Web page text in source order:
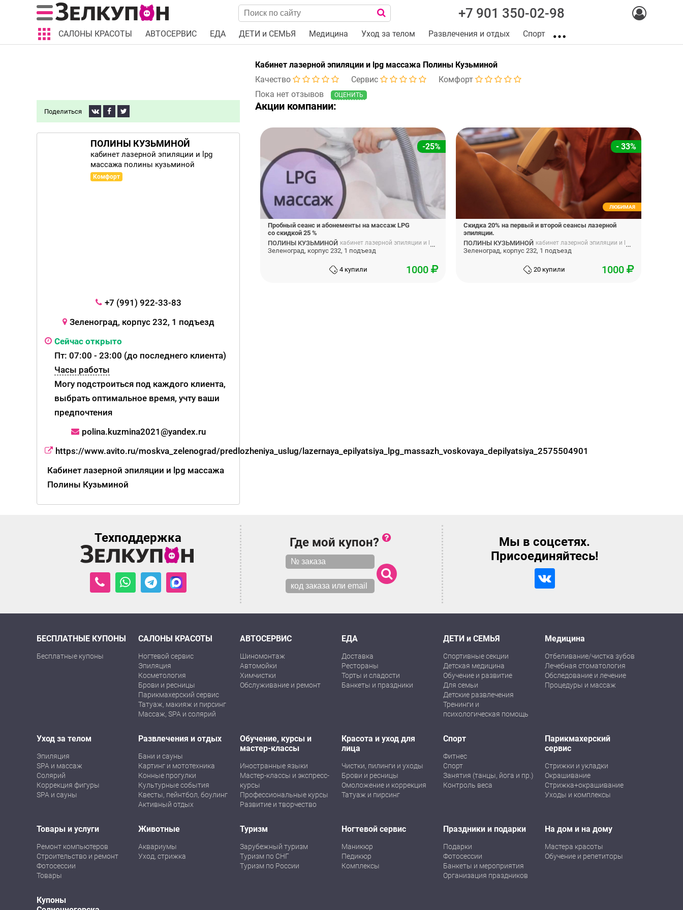
+7 901 350-02-98
САЛОНЫ КРАСОТЫ АВТОСЕРВИС ЕДА ДЕТИ и СЕМЬЯ Медицина Уход за телом Развлечения и отдых Спорт
Кабинет лазерной эпиляции и lpg массажа Полины Кузьминой
Качество
Сервис
Комфорт
Пока нет отзывов
ОЦЕНИТЬ
Поделиться
ПОЛИНЫ КУЗЬМИНОЙ
кабинет лазерной эпиляции и lpg
массажа полины кузьминой
Комфорт
+7 (991) 922-33-83
Зеленоград, корпус 232, 1 подъезд
Сейчас открыто
Пт: 07:00 - 23:00 (до последнего клиента)
Часы работы
Могу подстроиться под каждого клиента,
выбрать оптимальное время, учту ваши
предпочтения
polina.kuzmina2021@yandex.ru
https://www.avito.ru/moskva_zelenograd/predlozheniya_uslug/lazernaya_epilyatsiya_lpg_massazh_voskovaya_depilyatsiya_2575504901
Кабинет лазерной эпиляции и lpg массажа
Полины Кузьминой
Акции компании:
-25%
Пробный сеанс и абонементы на массаж LPG
со скидкой 25 %
ПОЛИНЫ КУЗЬМИНОЙ кабинет лазерной эпиляции и lpg массажа полины кузьминой
Зеленоград, корпус 232, 1 подъезд
4 купили 1000
- 33%
ЛЮБИМАЯ
Скидка 20% на первый и второй сеансы лазерной
эпиляции.
ПОЛИНЫ КУЗЬМИНОЙ кабинет лазерной эпиляции и lpg массажа полины кузьминой
Зеленоград, корпус 232, 1 подъезд
20 купили 1000
Техподдержка Где мой купон?
Мы в соцсетях.
Присоединяйтесь!
БЕСПЛАТНЫЕ КУПОНЫ
Бесплатные купоны
САЛОНЫ КРАСОТЫ
Ногтевой сервис
Эпиляция
Косметология
Брови и ресницы
Парикмахерский сервис
Татуаж, макияж и пирсинг
Массаж, SPA и солярий
АВТОСЕРВИС
Шиномонтаж
Автомойки
Химчистки
Обслуживание и ремонт
ЕДА
Доставка
Рестораны
Торты и сладости
Банкеты и праздники
ДЕТИ и СЕМЬЯ
Спортивные секции
Детская медицина
Обучение и развитие
Для семьи
Детские развлечения
Тренинги и
психологическая помощь
Медицина
Отбеливание/чистка зубов
Лечебная стоматология
Обследование и лечение
Процедуры и массаж
Уход за телом
Эпиляция
SPA и массаж
Солярий
Коррекция фигуры
SPA и сауны
Развлечения и отдых
Бани и сауны
Картинг и мототехника
Конные прогулки
Культурные события
Квесты, пейнтбол, боулинг
Активный отдых
Обучение, курсы и
мастер-классы
Иностранные языки
Мастер-классы и экспресс-
курсы
Профессиональные курсы
Развитие и творчество
Красота и уход для
лица
Чистки, пилинги и уходы
Брови и ресницы
Омоложение и коррекция
Татуаж и пирсинг
Спорт
Фитнес
Спорт
Занятия (танцы, йога и пр.)
Контроль веса
Парикмахерский
сервис
Стрижки и укладки
Окрашивание
Стрижка+окрашивание
Уходы и комплексы
Товары и услуги
Ремонт компьютеров
Строительство и ремонт
Фотосессии
Товары
Животные
Аквариумы
Уход, стрижка
Туризм
Зарубежный туризм
Туризм по СНГ
Туризм по России
Ногтевой сервис
Маникюр
Педикюр
Комплексы
Праздники и подарки
Подарки
Фотосессии
Банкеты и мероприятия
Организация праздников
На дом и на дому
Мастера красоты
Обучение и репетиторы
Купоны